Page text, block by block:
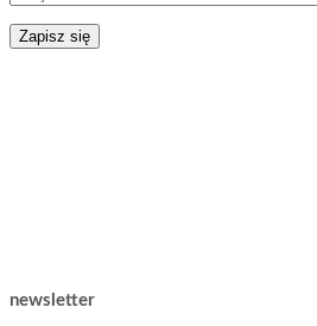
newsletter